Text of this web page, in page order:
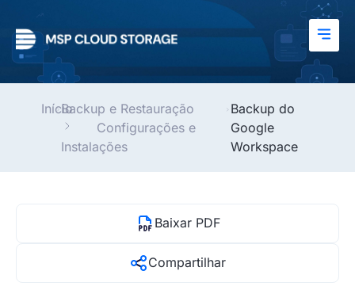
InícioBackup e Restauração
Configurações e
Instalações
Backup do
Google
Workspace
Baixar PDF
Compartilhar